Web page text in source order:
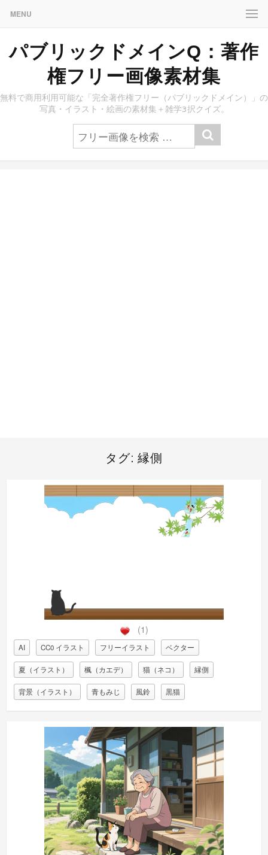
MENU
パブリックドメインQ：著作
権フリー画像素材集
無料で商用利用可能な「完全著作権フリー（パブリックドメイン）」の
写真・イラスト・絵画の素材集＋雑学3択クイズ。
タグ: 縁側
(1)
AI CC0 イラスト フリーイラスト ベクター
夏（イラスト） 楓（カエデ） 猫（ネコ） 縁側
背景（イラスト） 青もみじ 風鈴 黒猫